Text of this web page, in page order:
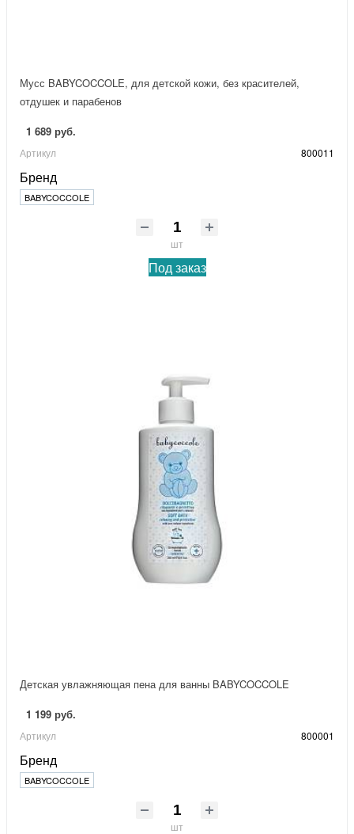
Мусс BABYCOCCOLE, для детской кожи, без красителей,
отдушек и парабенов
1 689 руб.
Артикул 800011
Бренд
BABYCOCCOLE
шт
Под заказ
Детская увлажняющая пена для ванны BABYCOCCOLE
1 199 руб.
Артикул 800001
Бренд
BABYCOCCOLE
шт